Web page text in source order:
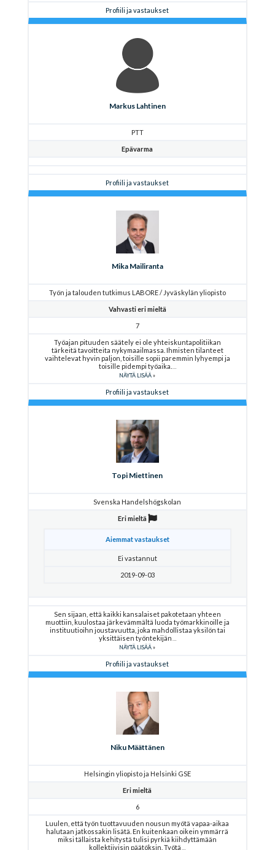
Profiili ja vastaukset
Markus Lahtinen
PTT
Epävarma
Profiili ja vastaukset
Mika Mailiranta
Työn ja talouden tutkimus LABORE / Jyväskylän yliopisto
Vahvasti eri mieltä
7
Työajan pituuden säätely ei ole yhteiskuntapolitiikan
tärkeitä tavoitteita nykymaailmassa. Ihmisten tilanteet
vaihtelevat hyvin paljon, toisille sopii paremmin lyhyempi ja
toisille pidempi työaika.
NÄYTÄ LISÄÄ
Profiili ja vastaukset
Topi Miettinen
Svenska Handelshögskolan
Eri mieltä
Aiemmat vastaukset
Ei vastannut
2019-09-03
Sen sijaan, että kaikki kansalaiset pakotetaan yhteen
muottiin, kuulostaa järkevämmältä luoda työmarkkinoille ja
instituutioihn joustavuutta, joka mahdollistaa yksilön tai
yksittäisen työntekijän
NÄYTÄ LISÄÄ
Profiili ja vastaukset
Niku Määttänen
Helsingin yliopisto ja Helsinki GSE
Eri mieltä
6
Luulen, että työn tuottavuuden nousun myötä vapaa-aikaa
halutaan jatkossakin lisätä. En kuitenkaan oikein ymmärrä
miksi tällaista kehitystä tulisi pyrkiä kiihdyttämään
kollektiivisin päätöksin. Työtä